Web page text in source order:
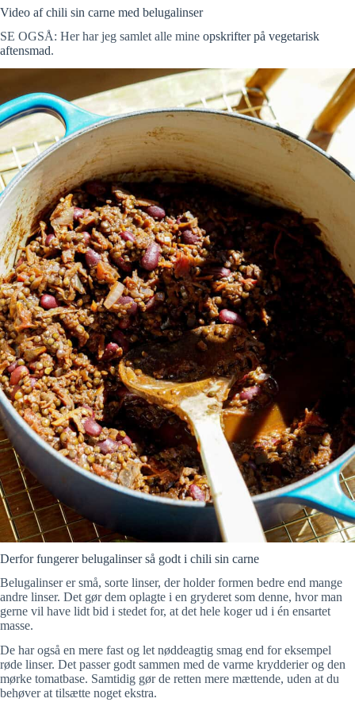
Video af chili sin carne med belugalinser
SE OGSÅ: Her har jeg samlet alle mine opskrifter på vegetarisk
aftensmad.
Derfor fungerer belugalinser så godt i chili sin carne
Belugalinser er små, sorte linser, der holder formen bedre end mange
andre linser. Det gør dem oplagte i en gryderet som denne, hvor man
gerne vil have lidt bid i stedet for, at det hele koger ud i én ensartet
masse.
De har også en mere fast og let nøddeagtig smag end for eksempel
røde linser. Det passer godt sammen med de varme krydderier og den
mørke tomatbase. Samtidig gør de retten mere mættende, uden at du
behøver at tilsætte noget ekstra.